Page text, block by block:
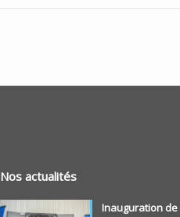
Nos actualités
Inauguration de